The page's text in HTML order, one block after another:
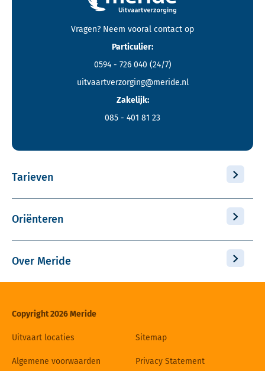
Contactgegevens en footer menu van Meride
Vragen? Neem vooral contact op
Particulier:
0594 - 726 040 (24/7)
uitvaartverzorging@meride.nl
Zakelijk:
085 - 401 81 23
Tarieven
Oriënteren
Over Meride
Copyright 2026 Meride
Uitvaart locaties Sitemap
Algemene voorwaarden Privacy Statement